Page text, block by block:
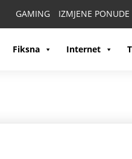
GAMING IZMJENE PONUDE
Fiksna Internet